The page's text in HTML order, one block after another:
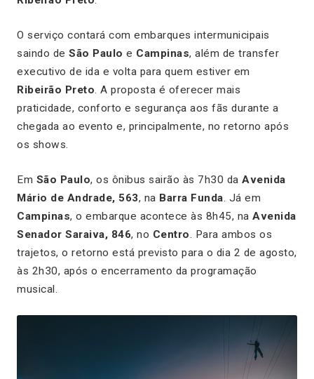
O serviço contará com embarques intermunicipais
saindo de São Paulo e Campinas, além de transfer
executivo de ida e volta para quem estiver em
Ribeirão Preto. A proposta é oferecer mais
praticidade, conforto e segurança aos fãs durante a
chegada ao evento e, principalmente, no retorno após
os shows.
Em São Paulo, os ônibus sairão às 7h30 da Avenida
Mário de Andrade, 563, na Barra Funda. Já em
Campinas, o embarque acontece às 8h45, na Avenida
Senador Saraiva, 846, no Centro. Para ambos os
trajetos, o retorno está previsto para o dia 2 de agosto,
às 2h30, após o encerramento da programação
musical.